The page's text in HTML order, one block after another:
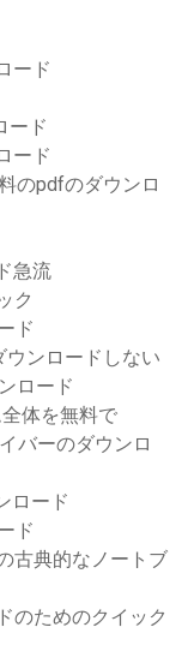
ード
ード
ード
のpdfのダウンロ
急流
ク
ド
ンロードしない
ロード
体を無料で
バーのダウンロ
ロード
ド
古典的なノートブ
のためのクイック